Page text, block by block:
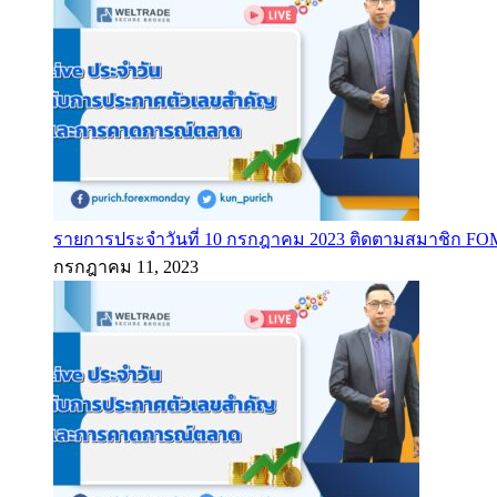
รายการประจำวันที่ 10 กรกฎาคม 2023 ติดตามสมาชิก
กรกฎาคม 11, 2023